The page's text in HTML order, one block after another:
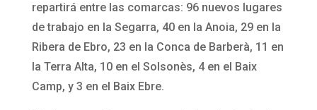
repartirá entre las comarcas: 96 nuevos lugares
de trabajo en la Segarra, 40 en la Anoia, 29 en la
Ribera de Ebro, 23 en la Conca de Barberà, 11 en
la Terra Alta, 10 en el Solsonès, 4 en el Baix
Camp, y 3 en el Baix Ebre.